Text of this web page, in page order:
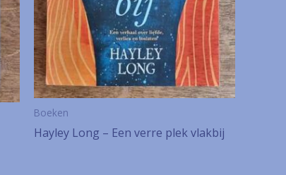
Boeken
Hayley Long – Een verre plek vlakbij